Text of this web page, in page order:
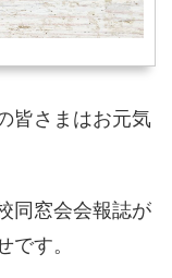
皆さまはお元気
同窓会会報誌が
す。